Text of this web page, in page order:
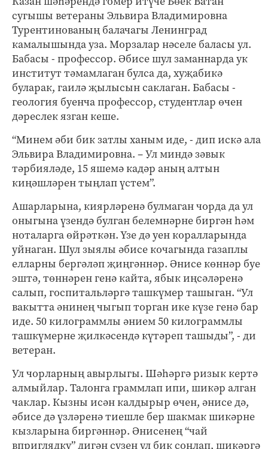
сугышы ветераны Эльвира Владимировна
Турентинованың балачагы Ленинград
камалышында уза. Морзалар нәселе баласы ул.
Бабасы - профессор. Әбисе шул заманнарда ук
институт тәмамлаган булса да, хуҗабикә
буларак, гаилә җылысын саклаган. Бабасы -
геология буенча профессор, студентлар өчен
дәреслек язган кеше.
“Минем әби бик затлы ханым иде, - дип искә ала
Эльвира Владимировна. – Ул миндә зәвык
тәрбияләде, 15 яшемә кадәр аның алтын
киңәшләрен тыңлап үстем”.
Ашарларына, киярләренә булмаган чорда да ул
оныгына үзендә булган белемнәрне биргән һәм
ноталарга өйрәткән. Үзе дә уен коралларында
уйнаган. Шул зыялы әбисе кочагында газаплы
елларны бергәләп җиңгәннәр. Әнисе көннәр буе
эштә, төннәрен генә кайта, ябык иңсәләренә
салып, госпитальләргә ташкүмер ташыган. “Ул
вакытта әнинең чыгып торган ике күзе генә бар
иде. 50 килограммлы әнием 50 килограммлы
ташкүмерне җилкәсендә күтәреп ташыды”, - ди
ветеран.
Ул чорларның авырлыгы. Шәһәргә ризык кертә
алмыйлар. Талонга граммлап ипи, шикәр алган
чаклар. Кызны исән калдырыр өчен, әнисе дә,
әбисе дә үзләренә тиешле бер шакмак шикәрне
кызларына биргәннәр. Әнисенең “чай
вприглядку” дигән сүзен ул бик соңлап, шикәргә